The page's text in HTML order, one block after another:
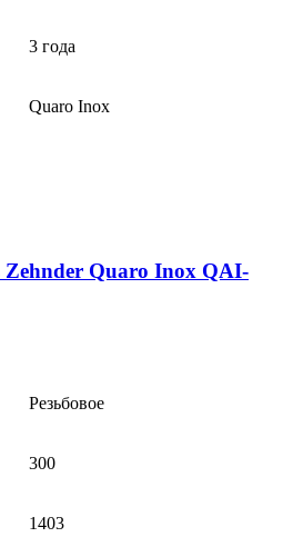
3 года
Quaro Inox
Zehnder Quaro Inox QAI-
Резьбовое
300
1403